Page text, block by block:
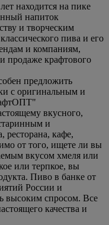
находится на пике
напиток
и творческим
пива и его
и компаниям,
продаже крафтового
предложить
с оригинальным и
вкусного,
и
ресторана, кафе,
от того, ищете ли вы
вкусом хмеля или
или терпкое, вы
Пиво в банке от
России и
высоким спросом. Все
качества и